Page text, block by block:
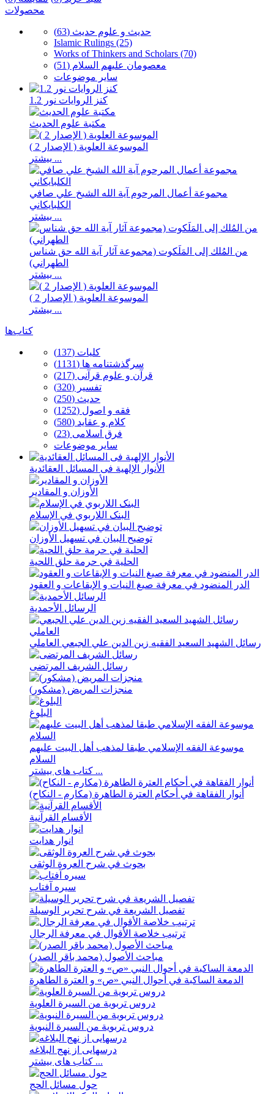
محصولات
حدیث و علوم حدیث (63)
Islamic Rulings (25)
Works of Thinkers and Scholars (70)
معصومان علیهم السلام (51)
سایر موضوعات
كنز الروايات نور 1.2
مكتبة علوم الحديث
الموسوعة العلوية ( الإصدار 2 )
بیشتر ...
مجموعة أعمال المرحوم آية الله الشيخ علي صافي
الكلبايكاني
بیشتر ...
من المُلك إلى المَلَكوت (مجموعة آثار آية الله حق شناس
الطهراني)
بیشتر ...
الموسوعة العلوية ( الإصدار 2 )
بیشتر ...
کتاب‌ها
كلیات (137)
سرگذشتنامه ها (1131)
قرآن و علوم قرآنی (217)
تفسیر (320)
حدیث (250)
فقه و اصول (1252)
كلام و عقاید (580)
فرق اسلامی (23)
سایر موضوعات
الأنوار الإلهیة فی المسائل العقائدیة
الأوزان و المقادیر
البنک اللاربوي في الإسلام
توضیح البیان في تسهیل الأوزان
الحلیة في حرمة حلق اللحیة
الدر المنضود في معرفة صیغ النیات و الإیقاعات و العقود
الرسائل الأحمدیة
رسائل الشهید السعید الفقیه زین الدین علي الجبعي العاملي
رسائل الشریف المرتضی
منجزات المریض (مشکور)
البلوغ
موسوعة الفقه الإسلامي طبقا لمذهب أهل البیت علیهم
السلام
کتاب های بیشتر ...
أنوار الفقاهة في أحکام العترة الطاهرة (مکارم - النکاح)
الأقسام القرآنية
انوار هدايت
بحوث في شرح العروة الوثقی
سيره آفتاب
تفصیل الشریعة في شرح تحریر الوسیلة
ترتيب خلاصة الأقوال في معرفة الرجال
مباحث الأصول (محمد باقر الصدر)
الدمعة الساکبة في أحوال النبي «ص» و العترة الطاهرة
دروس تربویة من السیرة العلویة
دروس تربویة من السیرة النبویة
درسهايی از نهج ‌البلاغه
کتاب های بیشتر ...
حول مسائل الحج